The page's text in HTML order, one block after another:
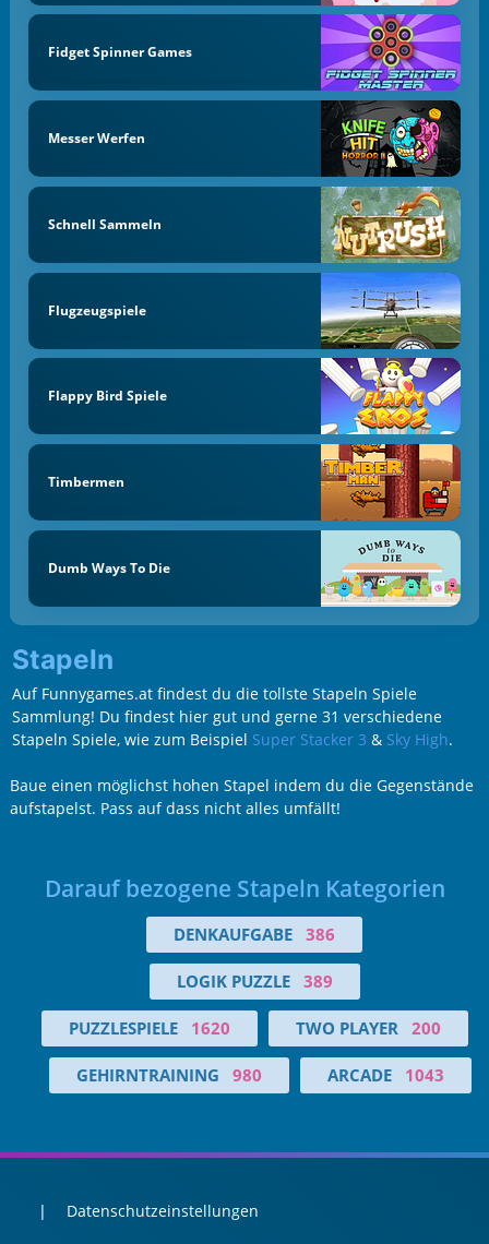
Fidget Spinner Games
Messer Werfen
Schnell Sammeln
Flugzeugspiele
Flappy Bird Spiele
Timbermen
Dumb Ways To Die
Stapeln
Auf Funnygames.at findest du die tollste Stapeln Spiele
Sammlung! Du findest hier gut und gerne 31 verschiedene
Stapeln Spiele, wie zum Beispiel Super Stacker 3 & Sky High.
Baue einen möglichst hohen Stapel indem du die Gegenstände
aufstapelst. Pass auf dass nicht alles umfällt!
Darauf bezogene Stapeln Kategorien
DENKAUFGABE 386
LOGIK PUZZLE 389
PUZZLESPIELE 1620 TWO PLAYER 200
GEHIRNTRAINING 980 ARCADE 1043
Datenschutzeinstellungen